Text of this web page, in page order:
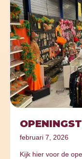
februari 7, 2026
Kijk hier voor de